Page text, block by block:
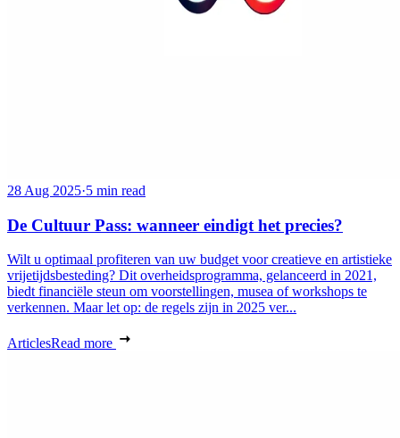
28 Aug 2025·5 min read
De Cultuur Pass: wanneer eindigt het precies?
Wilt u optimaal profiteren van uw budget voor creatieve en artistieke
vrijetijdsbesteding? Dit overheidsprogramma, gelanceerd in 2021,
biedt financiële steun om voorstellingen, musea of workshops te
verkennen. Maar let op: de regels zijn in 2025 ver...
ArticlesRead more